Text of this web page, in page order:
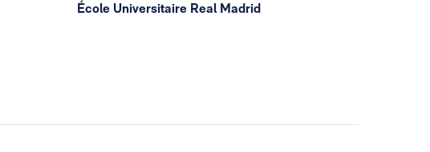
École Universitaire Real Madrid